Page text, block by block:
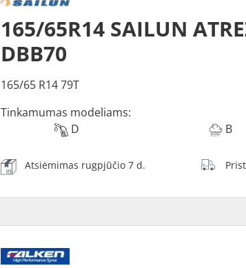
165/65R14 SAILUN
DBB70
165/65 R14 79T
Tinkamumas modeliams:
D
B
Atsiėmimas rugpjūčio 7 d.